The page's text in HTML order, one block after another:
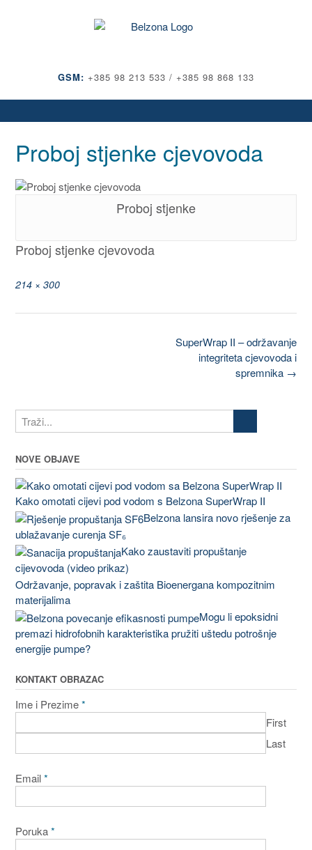
GSM: +385 98 213 533 / +385 98 868 133
Proboj stjenke cjevovoda
Proboj stjenke
Proboj stjenke cjevovoda
Full
214 × 300
SuperWrap II – održavanje
integriteta cjevovoda i
spremnika →
NOVE OBJAVE
Kako omotati cijevi pod vodom s Belzona SuperWrap II
Belzona lansira novo rješenje za
ublažavanje curenja SF₆
Kako zaustaviti propuštanje
cijevovoda (video prikaz)
Održavanje, popravak i zaštita Bioenergana kompozitnim
materijalima
Mogu li epoksidni
premazi hidrofobnih karakteristika pružiti uštedu potrošnje
energije pumpe?
KONTAKT OBRAZAC
Ime i Prezime*
First
Last
Email*
Poruka*